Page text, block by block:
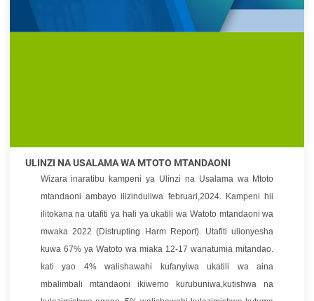
ULINZI NA USALAMA WA MTOTO MTANDAONI
Wizara inaratibu kampeni ya Ulinzi na Usalama wa Mtoto
mtandaoni ambayo ilizinduliwa februari,2024. Kampeni hii
ilitokana na utafiti ya hali ya ukatili wa Watoto mtandaoni wa
mwaka 2022 (Distrupting Harm Report). Utafiti ulionyesha
kuwa 67% ya Watoto wa miaka 12-17 wanatumia mitandao.
kati yao 4% walishawahi kufanyiwa ukatili wa aina
mbalimbali mtandaoni ikiwemo kurubuniwa,kutishwa na